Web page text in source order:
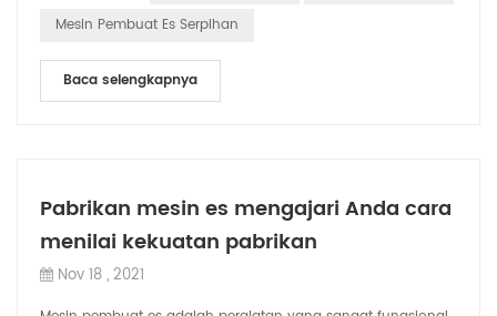
Mesin Pembuat Es Serpihan
Baca selengkapnya
Pabrikan mesin es mengajari Anda cara
menilai kekuatan pabrikan
Nov 18 , 2021